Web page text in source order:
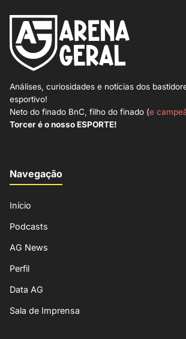
Análises, curiosidades e notícias dos
esportivo!
Neto do finado BnC, filho do finado (e
Torcer é o nosso ESPORTE!
Navegação
Início
Podcasts
AG News
Perfil
Data AG
Sala de Imprensa